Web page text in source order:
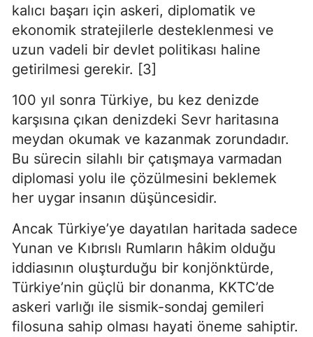
kalıcı başarı için askeri, diplomatik ve
ekonomik stratejilerle desteklenmesi ve
uzun vadeli bir devlet politikası haline
getirilmesi gerekir. [3]
100 yıl sonra Türkiye, bu kez denizde
karşısına çıkan denizdeki Sevr haritasına
meydan okumak ve kazanmak zorundadır.
Bu sürecin silahlı bir çatışmaya varmadan
diplomasi yolu ile çözülmesini beklemek
her uygar insanın düşüncesidir.
Ancak Türkiye’ye dayatılan haritada sadece
Yunan ve Kıbrıslı Rumların hâkim olduğu
iddiasının oluşturduğu bir konjönktürde,
Türkiye’nin güçlü bir donanma, KKTC’de
askeri varlığı ile sismik-sondaj gemileri
filosuna sahip olması hayati öneme sahiptir.